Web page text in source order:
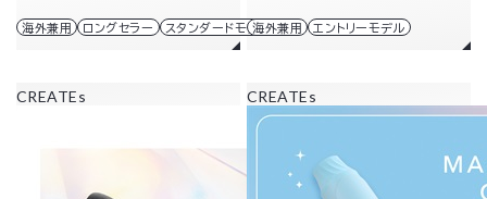
海外兼用 ロングセラー スタンダードモデル海外兼用 エントリーモデル
CREATEs CREATEs